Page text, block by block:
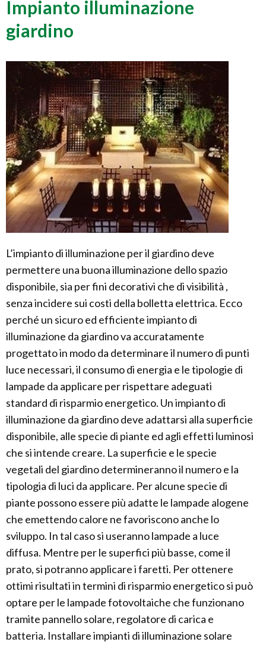
Impianto illuminazione
giardino
L’impianto di illuminazione per il giardino deve
permettere una buona illuminazione dello spazio
disponibile, sia per fini decorativi che di visibilità ,
senza incidere sui costi della bolletta elettrica. Ecco
perché un sicuro ed efficiente impianto di
illuminazione da giardino va accuratamente
progettato in modo da determinare il numero di punti
luce necessari, il consumo di energia e le tipologie di
lampade da applicare per rispettare adeguati
standard di risparmio energetico. Un impianto di
illuminazione da giardino deve adattarsi alla superficie
disponibile, alle specie di piante ed agli effetti luminosi
che si intende creare. La superficie e le specie
vegetali del giardino determineranno il numero e la
tipologia di luci da applicare. Per alcune specie di
piante possono essere più adatte le lampade alogene
che emettendo calore ne favoriscono anche lo
sviluppo. In tal caso si useranno lampade a luce
diffusa. Mentre per le superfici più basse, come il
prato, si potranno applicare i faretti. Per ottenere
ottimi risultati in termini di risparmio energetico si può
optare per le lampade fotovoltaiche che funzionano
tramite pannello solare, regolatore di carica e
batteria. Installare impianti di illuminazione solare